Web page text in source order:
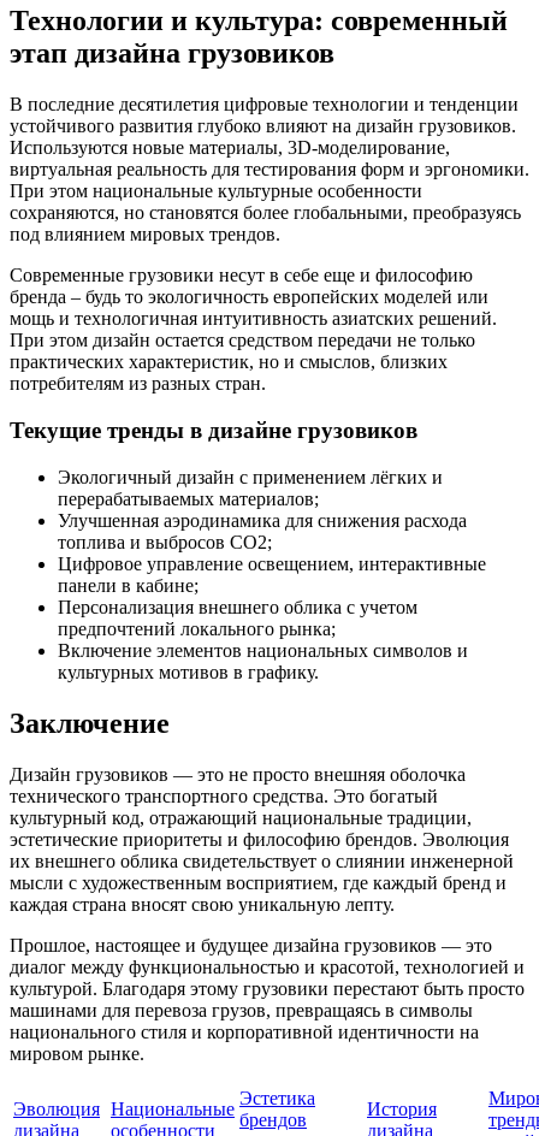
Технологии и культура: современный
этап дизайна грузовиков
В последние десятилетия цифровые технологии и тенденции
устойчивого развития глубоко влияют на дизайн грузовиков.
Используются новые материалы, 3D-моделирование,
виртуальная реальность для тестирования форм и эргономики.
При этом национальные культурные особенности
сохраняются, но становятся более глобальными, преобразуясь
под влиянием мировых трендов.
Современные грузовики несут в себе еще и философию
бренда – будь то экологичность европейских моделей или
мощь и технологичная интуитивность азиатских решений.
При этом дизайн остается средством передачи не только
практических характеристик, но и смыслов, близких
потребителям из разных стран.
Текущие тренды в дизайне грузовиков
Экологичный дизайн с применением лёгких и
перерабатываемых материалов;
Улучшенная аэродинамика для снижения расхода
топлива и выбросов СО2;
Цифровое управление освещением, интерактивные
панели в кабине;
Персонализация внешнего облика с учетом
предпочтений локального рынка;
Включение элементов национальных символов и
культурных мотивов в графику.
Заключение
Дизайн грузовиков — это не просто внешняя оболочка
технического транспортного средства. Это богатый
культурный код, отражающий национальные традиции,
эстетические приоритеты и философию брендов. Эволюция
их внешнего облика свидетельствует о слиянии инженерной
мысли с художественным восприятием, где каждый бренд и
каждая страна вносят свою уникальную лепту.
Прошлое, настоящее и будущее дизайна грузовиков — это
диалог между функциональностью и красотой, технологией и
культурой. Благодаря этому грузовики перестают быть просто
машинами для перевоза грузов, превращаясь в символы
национального стиля и корпоративной идентичности на
мировом рынке.
Эволюция
дизайна
Национальные
особенности
Эстетика
брендов
История
дизайна